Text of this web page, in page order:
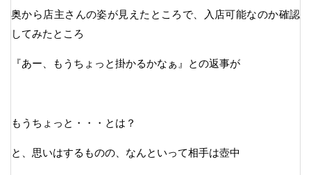
奥から店主さんの姿が見えたところで、入店可能なのか確認
してみたところ
『あー、もうちょっと掛かるかなぁ』との返事が
もうちょっと・・・とは？
と、思いはするものの、なんといって相手は壺中